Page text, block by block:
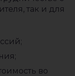
так и для
во